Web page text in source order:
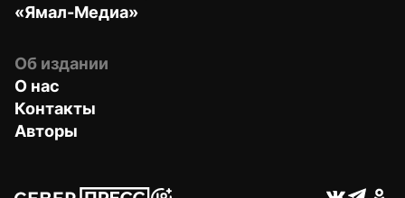
«Ямал-Медиа»
Об издании
О нас
Контакты
Авторы